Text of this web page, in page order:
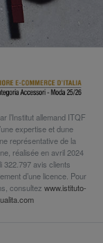
l’Institut allemand ITQF
expertise et dune
représentative de la
réalisée en avril 2024
322.797 avis clients
d’une licence. Pour
consultez www.istituto-